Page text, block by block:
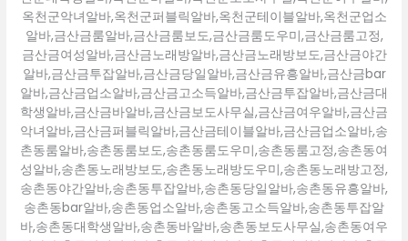
옥천군악녀알바,옥천군퍼블릭알바,옥천군테이블알바,옥천군업소
알바,금산금룸알바,금산금룸보도,금산금룸도우미,금산금룸고정,
금산금여성알바,금산금노래방알바,금산금노래방보도,금산금야간
알바,금산금투잡알바,금산금당일알바,금산금유흥알바,금산금bar
알바,금산금업소알바,금산금고소득알바,금산금투잡알바,금산금대
학생알바,금산금바알바,금산금보도사무실,금산금여우알바,금산금
악녀알바,금산금퍼블릭알바,금산금테이블알바,금산금업소알바,송
촌동룸알바,송촌동룸보도,송촌동룸도우미,송촌동룸고정,송촌동여
성알바,송촌동노래방보도,송촌동노래방도우미,송촌동노래방고정,
송촌동야간알바,송촌동투잡알바,송촌동당일알바,송촌동유흥알바,
송촌동bar알바,송촌동업소알바,송촌동고소득알바,송촌동투잡알
바,송촌동대학생알바,송촌동바알바,송촌동보도사무실,송촌동여우